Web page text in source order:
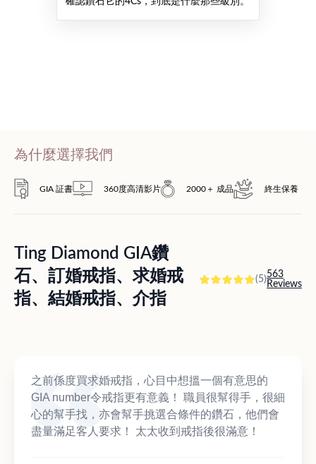
為什麼選擇我們
GIA 証書 360度高清影片 2000＋ 成品 終生保養
Ting Diamond GIA鑽
石、訂婚戒指、求婚戒
指、結婚戒指、介指
(5)563
Reviews
之前係度買求婚戒指，心目中想搵一個有意思的
GIA number令戒指更有意義！ 職員很幫得手，很細
心的幫手找，亦會幫手挑選合條件的鑽石，他們會
盡量滿足客人要求！ 太太收到戒指後很滿意！